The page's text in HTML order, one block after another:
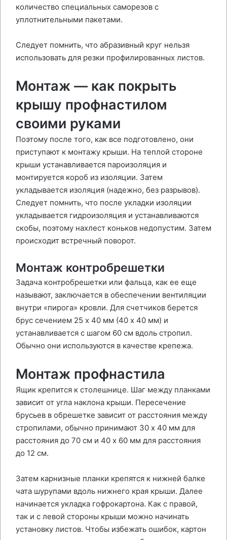
количество специальных саморезов с
уплотнительными пакетами.
Следует помнить, что абразивный круг нельзя
использовать для резки профилированных листов.
Монтаж — как покрыть
крышу профнастилом
своими руками
Поэтому после того, как все подготовлено, они
приступают к монтажу крыши. На теплой стороне
крыши устанавливается пароизоляция и
монтируется короб из изоляции. Затем
укладывается изоляция (надежно, без разрывов).
Следует помнить, что после укладки изоляции
укладывается гидроизоляция и устанавливаются
скобы, поэтому нахлест коньков недопустим. Затем
происходит встречный поворот.
Монтаж контробрешетки
Задача контробрешетки или фальца, как ее еще
называют, заключается в обеспечении вентиляции
внутри «пирога» кровли. Для счетчиков берется
брус сечением 25 х 40 мм (40 х 40 мм) и
устанавливается с шагом 60 см вдоль стропил.
Обычно они используются в качестве крепежа.
Монтаж профнастила
Ящик крепится к столешнице. Шаг между планками
зависит от угла наклона крыши. Пересечение
брусьев в обрешетке зависит от расстояния между
стропилами, обычно принимают 30 х 40 мм для
расстояния до 70 см и 40 х 60 мм для расстояния
до 12 см.
Затем карнизные планки крепятся к нижней балке
чата шурупами вдоль нижнего края крыши. Далее
начинается укладка гофрокартона. Как с правой,
так и с левой стороны крыши можно начинать
установку листов. Чтобы избежать ошибок, картон